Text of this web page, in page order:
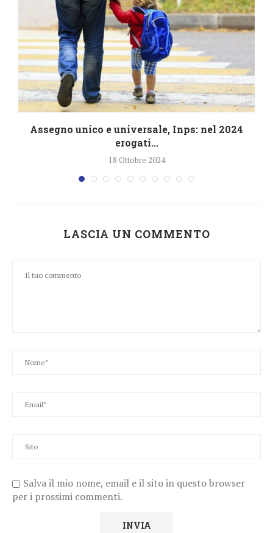
Assegno unico e universale, Inps: nel 2024
erogati...
18 Ottobre 2024
LASCIA UN COMMENTO
Salva il mio nome, email e il sito in questo browser
per i prossimi commenti.